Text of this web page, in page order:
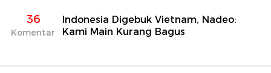
36
Komentar
Indonesia Digebuk Vietnam, Nadeo:
Kami Main Kurang Bagus